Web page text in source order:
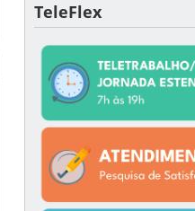
TeleFlex